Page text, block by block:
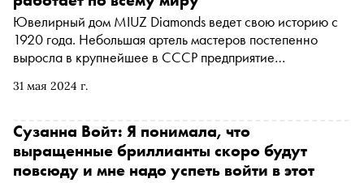
силами полный круговорот бриллианта в природе: от
шахты до прилавка магазина. «Сноб» в рамках проекта
« Индустрия » поговорил с заместителем генерального
директора, директором по стратегии «Алроса»
Дмитрием Амелькиным о том, что сейчас происходит на
добывающему предприятию необходим свой ювелирный
бренд, а лучше два
31 мая 2024 г.
Ювелирный дом MIUZ Diamonds ведет свою историю с
1920 года. Небольшая артель мастеров постепенно
выросла в крупнейшее в СССР предприятие
компания провела глобальный ребрендинг, сменив
название. «Сноб» в рамках проекта « Индустрия »
поговорил с Надеждой Поздняковой, директором по
маркетингу MIUZ Diamonds, об этих важных изменениях,
Сузанна Войт: Я понимала, что
выращенные бриллианты скоро будут
повсюду и мне надо успеть войти в этот